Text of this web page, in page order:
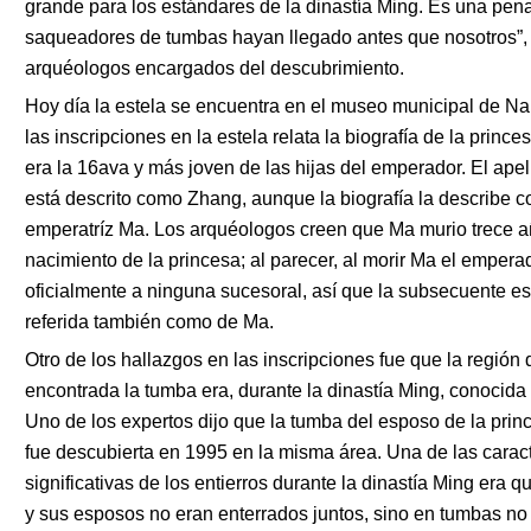
grande para los estándares de la dinastía Ming. Es una
saqueadores de tumbas hayan llegado antes que
arquéologos encargados del descubrimiento.
Hoy día la estela se encuentra en el museo municipal de
las inscripciones en la estela relata la biografía de la
era la 16ava y más joven de las hijas del emperador. El
está descrito como Zhang, aunque la biografía la describe
emperatríz Ma. Los arquéologos creen que Ma murio trece
nacimiento de la princesa; al parecer, al morir Ma el
oficialmente a ninguna sucesoral, así que la subsecuente
referida también como de Ma.
Otro de los hallazgos en las inscripciones fue que la región
encontrada la tumba era, durante la dinastía Ming,
Uno de los expertos dijo que la tumba del esposo de la
fue descubierta en 1995 en la misma área. Una de las
significativas de los entierros durante la dinastía Ming era
y sus esposos no eran enterrados juntos, sino en tumbas